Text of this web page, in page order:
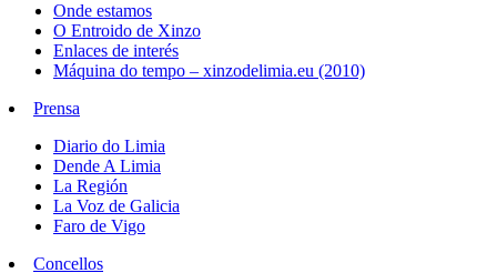
Onde estamos
O Entroido de Xinzo
Enlaces de interés
Máquina do tempo – xinzodelimia.eu (2010)
Prensa
Diario do Limia
Dende A Limia
La Región
La Voz de Galicia
Faro de Vigo
Concellos